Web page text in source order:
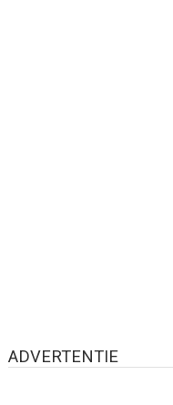
ADVERTENTIE